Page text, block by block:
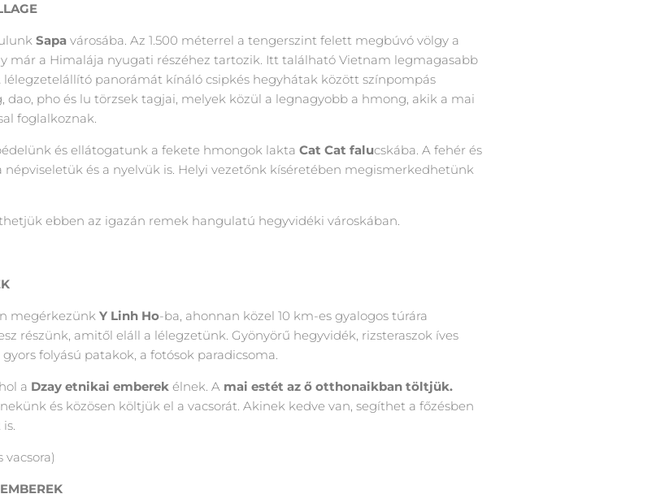
Sapa városába. Az 1.500 méterrel a tengerszint felett megbúvó völgy a
már a Himalája nyugati részéhez tartozik. Itt található Vietnam legmagasabb
lélegzetelállító panorámát kínáló csipkés hegyhátak között színpompás
pho és lu törzsek tagjai, melyek közül a legnagyobb a hmong, akik a mai
foglalkoznak.
és ellátogatunk a fekete hmongok lakta Cat Cat falucskába. A fehér és
és a nyelvük is. Helyi vezetőnk kíséretében megismerkedhetünk
ebben az igazán remek hangulatú hegyvidéki városkában.
megérkezünk Y Linh Ho-ba, ahonnan közel 10 km-es gyalogos túrára
részünk, amitől eláll a lélegzetünk. Gyönyörű hegyvidék, rizsteraszok íves
folyású patakok, a fotósok paradicsoma.
a Dzay etnikai emberek élnek. A mai estét az ő otthonaikban töltjük.
és közösen költjük el a vacsorát. Akinek kedve van, segíthet a főzésben
vacsora)